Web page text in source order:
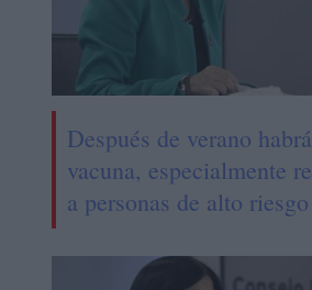
Después de verano
vacuna, especialmente
a personas de alto riesgo